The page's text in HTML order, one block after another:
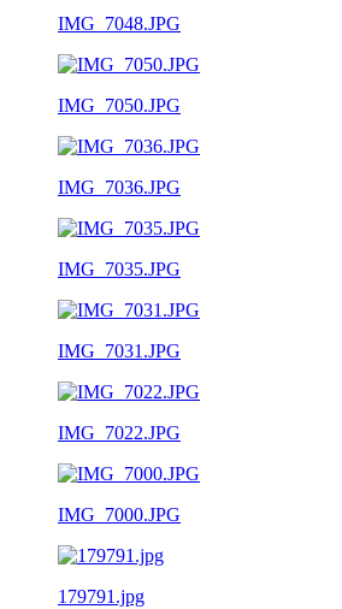
IMG_7048.JPG
IMG_7050.JPG
IMG_7036.JPG
IMG_7035.JPG
IMG_7031.JPG
IMG_7022.JPG
IMG_7000.JPG
179791.jpg